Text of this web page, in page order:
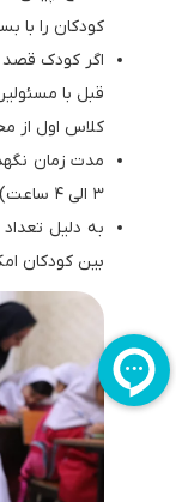
کودکان را با
اگر کودک قصد
قبل با
کلاس اول از
مدت زمان
۳ الی ۴ ساعت) و برای والدینی که شاغل نیستند مناسب است.
به دلیل
بین کودکان